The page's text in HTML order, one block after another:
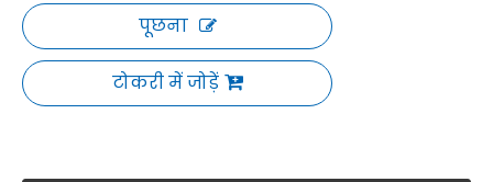
पूछना
टोकरी में जोड़ें